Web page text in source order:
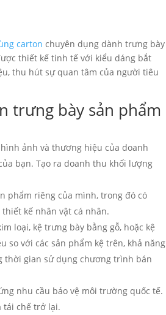
carton chuyên dụng dành trưng bày
thiết kế tinh tế với kiểu dáng bắt
thu hút sự quan tâm của người tiêu
trưng bày sản phẩm
ảnh và thương hiệu của doanh
bạn. Tạo ra doanh thu khối lượng
phẩm riêng của mình, trong đó có
kế nhân vật cá nhân.
loại, kệ trưng bày bằng gỗ, hoặc kệ
với các sản phẩm kệ trên, khả năng
thời gian sử dụng chương trình bán
nhu cầu bảo vệ môi trường quốc tế.
tái chế trở lại.